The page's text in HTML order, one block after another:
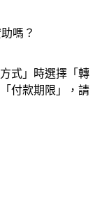
嗎？
式」時選擇「轉
付款期限」，請